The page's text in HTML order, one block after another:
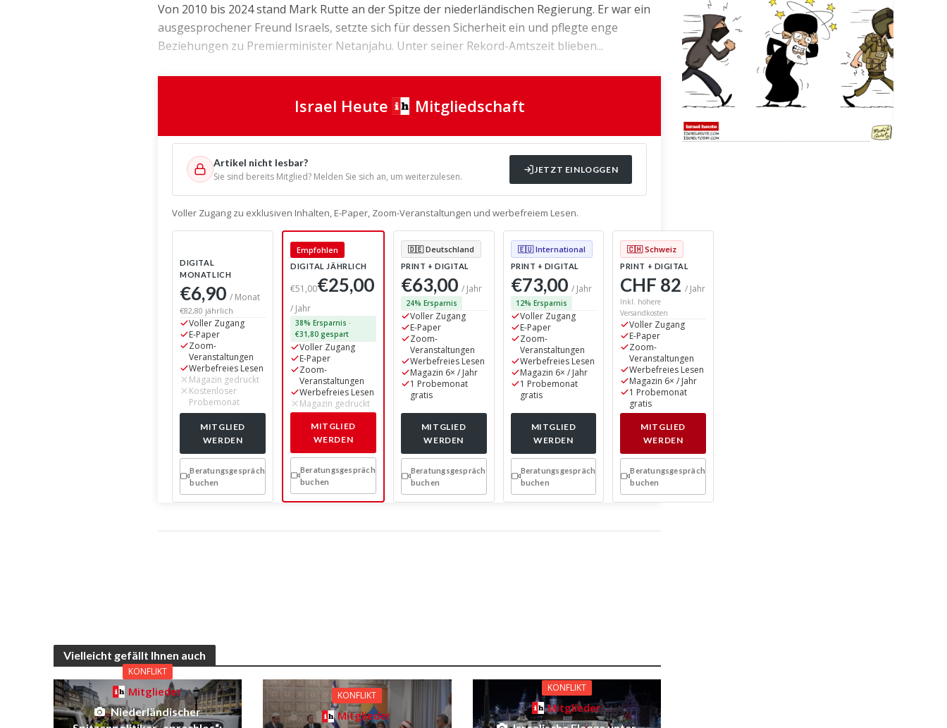
Von 2010 bis 2024 stand Mark Rutte an der Spitze der niederländischen Regierung. Er war ein
ausgesprochener Freund Israels, setzte sich für dessen Sicherheit ein und pflegte enge
Beziehungen zu Premierminister Netanjahu. Unter seiner Rekord-Amtszeit blieben...
Israel Heute Mitgliedschaft
Artikel nicht lesbar?
Sie sind bereits Mitglied? Melden Sie sich an, um weiterzulesen.
JETZT EINLOGGEN
Voller Zugang zu exklusiven Inhalten, E-Paper, Zoom-Veranstaltungen und werbefreiem Lesen.
DIGITAL
MONATLICH
€6,90/ Monat
€82,80 jährlich
Voller Zugang
E-Paper
Zoom-
Veranstaltungen
Werbefreies Lesen
Magazin gedruckt
Kostenloser
Probemonat
MITGLIED
WERDEN
Beratungsgespräch
buchen
Empfohlen
DIGITAL JÄHRLICH
€51,00€25,00
/ Jahr
38% Ersparnis ·
€31,80 gespart
Voller Zugang
E-Paper
Zoom-
Veranstaltungen
Werbefreies Lesen
Magazin gedruckt
MITGLIED
WERDEN
Beratungsgespräch
buchen
🇩🇪 Deutschland
PRINT + DIGITAL
€63,00 / Jahr
24% Ersparnis
Voller Zugang
E-Paper
Zoom-
Veranstaltungen
Werbefreies Lesen
Magazin 6× / Jahr
1 Probemonat
gratis
MITGLIED
WERDEN
Beratungsgespräch
buchen
🇪🇺 International
PRINT + DIGITAL
€73,00 / Jahr
12% Ersparnis
Voller Zugang
E-Paper
Zoom-
Veranstaltungen
Werbefreies Lesen
Magazin 6× / Jahr
1 Probemonat
gratis
MITGLIED
WERDEN
Beratungsgespräch
buchen
🇨🇭 Schweiz
PRINT + DIGITAL
CHF 82/ Jahr
Inkl. höhere
Versandkosten
Voller Zugang
E-Paper
Zoom-
Veranstaltungen
Werbefreies Lesen
Magazin 6× / Jahr
1 Probemonat
gratis
MITGLIED
WERDEN
Beratungsgespräch
buchen
Vielleicht gefällt Ihnen auch
KONFLIKT
Mitglieder
Niederländischer
KONFLIKT
Mitglieder
KONFLIKT
Mitglieder